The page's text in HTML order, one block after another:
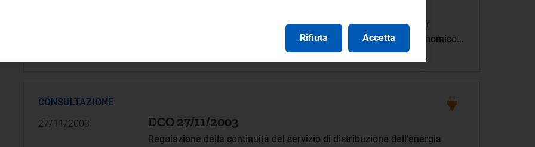
dispacciamento dell'energia elettrica sul territorio nazionale e per
l'approvvigionamento delle relative risorse su base di merito economico,
ai sensi degli articoli 3 e 5 del decreto legislativo 16 marzo 1999, n.79
CONSULTAZIONE
27/11/2003
DCO 27/11/2003
Regolazione della continuità del servizio di distribuzione dell'energia
Rifiuta Accetta